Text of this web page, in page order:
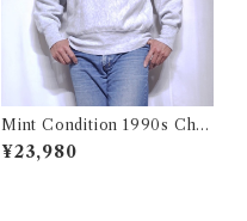
Mint Condition 1990s Cha
mpion Reverse Weave Size
L / チャンピオン リバースウ
¥23,980